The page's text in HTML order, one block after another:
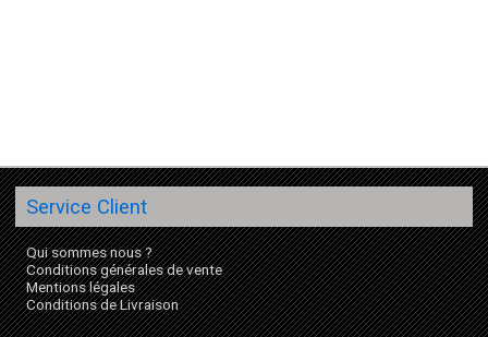
Service Client
Qui sommes nous ?
Conditions générales de vente
Mentions légales
Conditions de Livraison